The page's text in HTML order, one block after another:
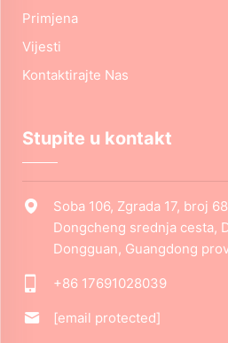
Primjena
Vijesti
Kontaktirajte Nas
Stupite u kontakt
Soba 106, Zgrada 17, broj
Dongcheng srednja cesta,
Dongguan, Guangdong
+86 17691028039
[email protected]